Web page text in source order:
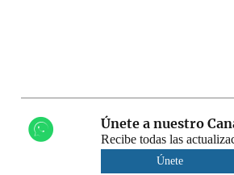
Únete a nuestro
Recibe todas las
Únete